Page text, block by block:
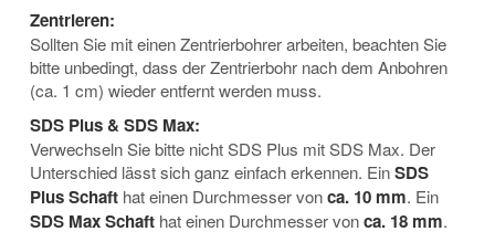
Zentrieren:
Sollten Sie mit einen Zentrierbohrer arbeiten, beachten Sie
bitte unbedingt, dass der Zentrierbohr nach dem Anbohren
(ca. 1 cm) wieder entfernt werden muss.
SDS Plus & SDS Max:
Verwechseln Sie bitte nicht SDS Plus mit SDS Max. Der
Unterschied lässt sich ganz einfach erkennen. EinSDS
Plus Schaft hat einen Durchmesser vonca. 10 mm. Ein
SDS Max Schaft hat einen Durchmesser vonca. 18 mm.